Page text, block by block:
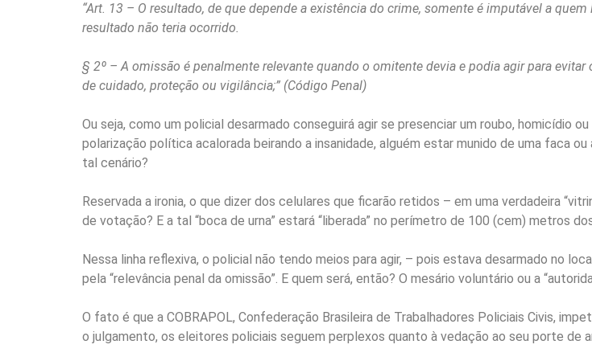
“Art. 13 – O resultado, de que depende a existência do crime, somente é imputável a
resultado não teria ocorrido.
§ 2º – A omissão é penalmente relevante quando o omitente devia e podia agir para
de cuidado, proteção ou vigilância;” (Código Penal)
Ou seja, como um policial desarmado conseguirá agir se presenciar um roubo,
polarização política acalorada beirando a insanidade, alguém estar munido de uma faca
tal cenário?
Reservada a ironia, o que dizer dos celulares que ficarão retidos – em uma verdadeira
de votação? E a tal “boca de urna” estará “liberada” no perímetro de 100 (cem) metros
Nessa linha reflexiva, o policial não tendo meios para agir, – pois estava desarmado no
pela “relevância penal da omissão”. E quem será, então? O mesário voluntário ou a
O fato é que a COBRAPOL, Confederação Brasileira de Trabalhadores Policiais Civis,
o julgamento, os eleitores policiais seguem perplexos quanto à vedação ao seu porte de